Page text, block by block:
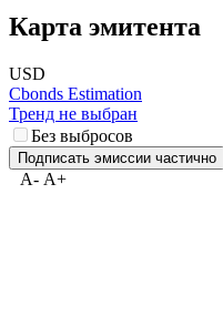
Карта эмитента
USD
Cbonds Estimation
Тренд не выбран
Без выбросов